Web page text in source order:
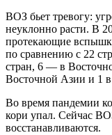
ВОЗ бьет тревогу:
неуклонно расти. В
протекающие
по сравнению с 22
стран, 6 — в
Восточной Азии и 1
Во время пандемии
кори упал. Сейчас
восстанавливаются.